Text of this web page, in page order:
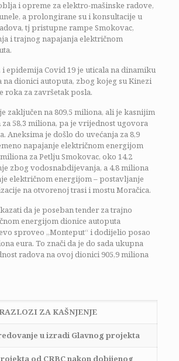
i opreme za elektro-mašinske radove,
a prolongirane su i konsultacije u
tj pristupne rampe Smokovac,
i trajnog napajanja električnom
epidemija Covid 19 je uticala na dinamiku
dionici autoputa, zbog kojeg su Kinezi
za završetak posla.
zaključen na 809,5 miliona, ali je kasnijim
za 58,3 miliona, pa je vrijednost ugovora
Aneksima je došlo do uvećanja za 8,9
napajanje električnom energijom
za Petlju Smokovac, oko 14,2
zbog vodosnabdijevanja, a 4,8 miliona
električnom energijom – postavljanje
na otvorenoj trasi i mostu Moračica.
da je poseban tender za trajno
energijom dionice autoputa
sproveo „Monteput“ i dodijelio posao
eura. To znači da je do sada ukupna
radova na ovoj dionici 905,9 miliona
RAZLOZI ZA KAŠNJENJE
u izradi Glavnog projekta
od CRBC nakon dobijenog